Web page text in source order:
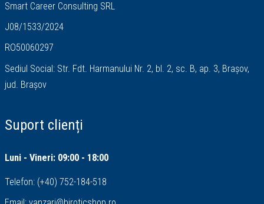
Smart Career Consulting SRL
J08/1533/2024
RO50060297
Sediul Social: Str. Fdt. Harmanului Nr. 2, bl. 2, sc. B, ap. 3, Brașov,
jud. Brașov
Suport clienți
Luni - Vineri: 09:00 - 18:00
Telefon: (+40) 752-184-518